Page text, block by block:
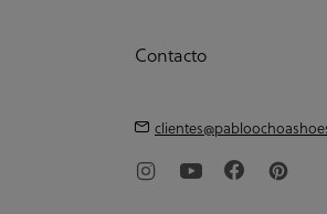
Contacto